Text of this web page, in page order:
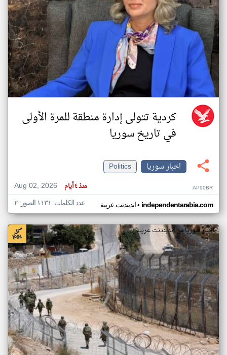
كردية تتولى إدارة منطقة للمرة الأولى
في تاريخ سوريا
اخبار سوريا
Politics
Aug 02, 2026
منذ ٤ أيام AP90BR
اندبندنت عربية• independentarabia.com عدد الكلمات: ١١٣١ الصور: ٢
اخبار سوريا من اندبندنت عربية